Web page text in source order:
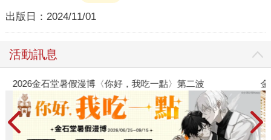
出版日： 2024/11/01
活動訊息
2026金石堂暑假漫博〈你好，我吃一點〉第二波